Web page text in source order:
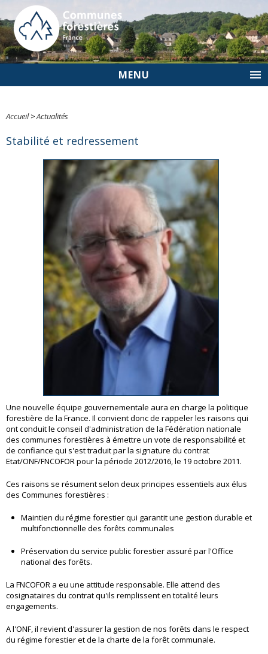
MENU
Accueil>Actualités
Stabilité et redressement
Une nouvelle équipe gouvernementale aura en charge la politique
forestière de la France. Il convient donc de rappeler les raisons qui
ont conduit le conseil d'administration de la Fédération nationale
des communes forestières à émettre un vote de responsabilité et
de confiance qui s'est traduit par la signature du contrat
Etat/ONF/FNCOFOR pour la période 2012/2016, le 19 octobre 2011.
Ces raisons se résument selon deux principes essentiels aux élus
des Communes forestières :
Maintien du régime forestier qui garantit une gestion durable et
multifonctionnelle des forêts communales
Préservation du service public forestier assuré par l'Office
national des forêts.
La FNCOFOR a eu une attitude responsable. Elle attend des
cosignataires du contrat qu'ils remplissent en totalité leurs
engagements.
A l'ONF, il revient d'assurer la gestion de nos forêts dans le respect
du régime forestier et de la charte de la forêt communale.